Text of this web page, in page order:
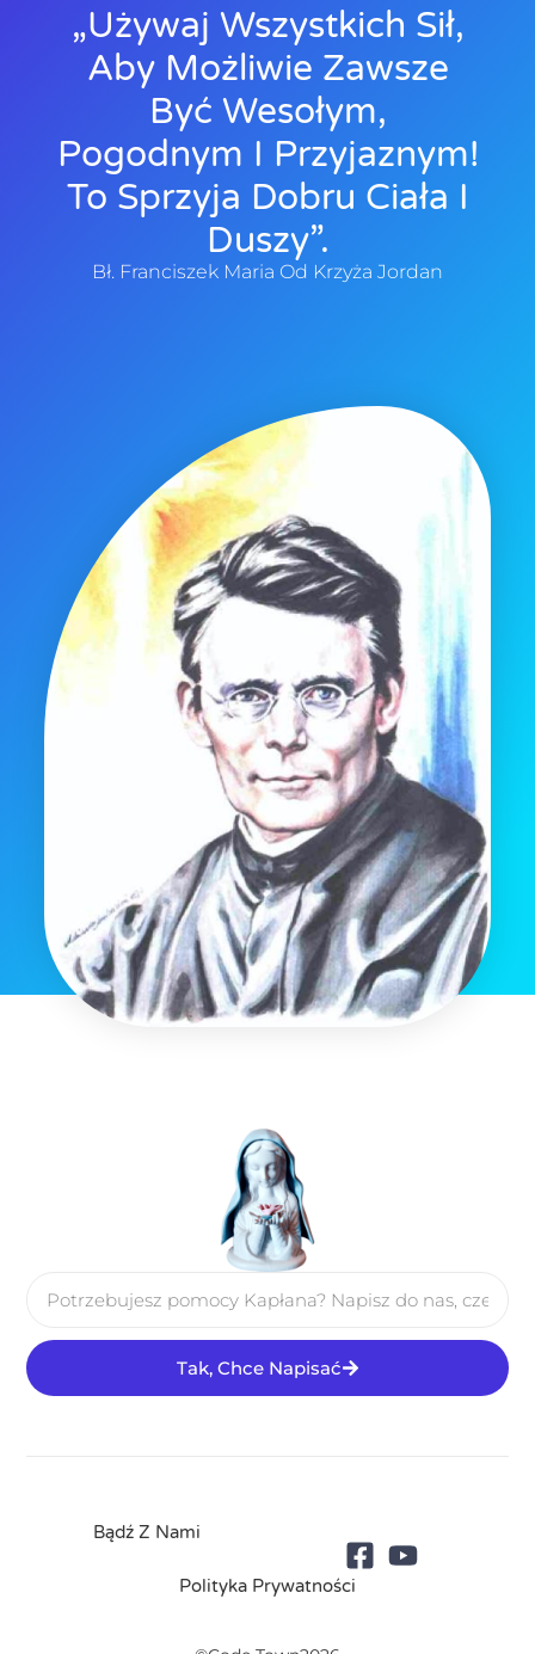
„Używaj Wszystkich Sił,
Aby Możliwie Zawsze
Być Wesołym,
Pogodnym I Przyjaznym!
To Sprzyja Dobru Ciała I
Duszy”.
Bł. Franciszek Maria Od Krzyża Jordan
Tak, Chce Napisać
Bądź Z Nami
Polityka Prywatności